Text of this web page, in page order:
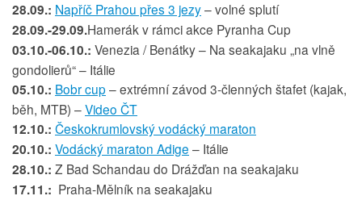
28.09.: Napříč Prahou přes 3 jezy– volné splutí
28.09.-29.09.Hamerák v rámci akce Pyranha Cup
03.10.-06.10.: Venezia / Benátky – Na seakajaku „na vlně
gondolierů“ – Itálie
05.10.: Bobr cup– extrémní závod 3-členných štafet (kajak,
běh, MTB) –Video ČT
12.10.: Českokrumlovský vodácký maraton
20.10.: Vodácký maraton Adige – Itálie
28.10.: Z Bad Schandau do Drážďan na seakajaku
17.11.: Praha-Mělník na seakajaku